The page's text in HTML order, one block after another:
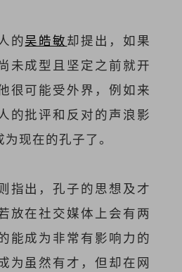
的吴皓敏却提出，如果
未成型且坚定之前就开
很可能受外界，例如来
的批评和反对的声浪影
现在的孔子了。
指出，孔子的思想及才
放在社交媒体上会有两
能成为非常有影响力的
为虽然有才，但却在网